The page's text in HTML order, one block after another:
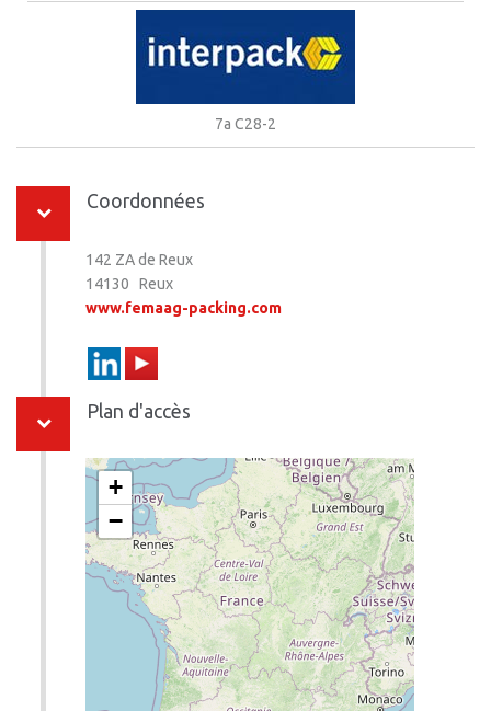
7a C28-2
Coordonnées
142 ZA de Reux
14130 Reux
www.femaag-packing.com
Plan d'accès